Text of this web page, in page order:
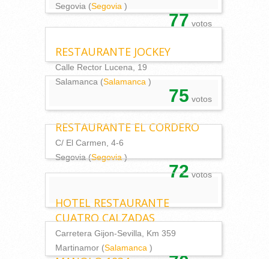
Segovia (Segovia )
77 votos
RESTAURANTE JOCKEY
Calle Rector Lucena, 19
Salamanca (Salamanca )
75 votos
RESTAURANTE EL CORDERO
C/ El Carmen, 4-6
Segovia (Segovia )
72votos
HOTEL RESTAURANTE
CUATRO CALZADAS
Carretera Gijon-Sevilla, Km 359
Martinamor (Salamanca )